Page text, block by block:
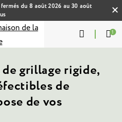
du 8 août 2026 au 30 août
1
grillage rigide,
de
de vos